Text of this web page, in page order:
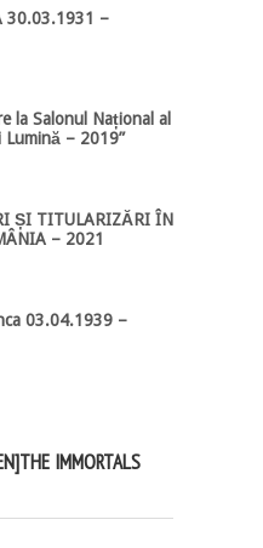
30.03.1931 –
la Salonul Național al
Lumină – 2019”
ȘI TITULARIZĂRI ÎN
– 2021
03.04.1939 –
IMMORTALS